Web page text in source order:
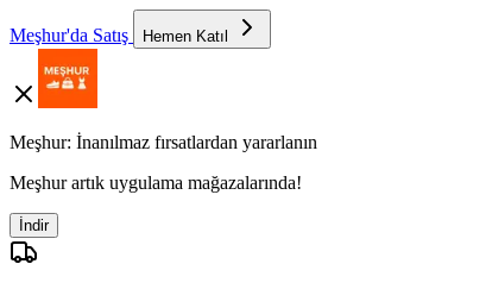
Meşhur'da Satış Hemen Katıl
Meşhur: İnanılmaz fırsatlardan yararlanın
Meşhur artık uygulama mağazalarında!
İndir